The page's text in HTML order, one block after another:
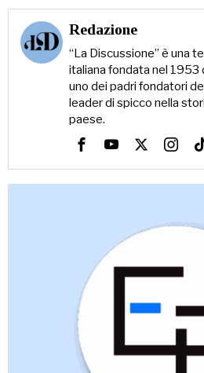
Redazione
“La Discussione” è una
italiana fondata nel 1953
uno dei padri fondatori
leader di spicco nella
paese.